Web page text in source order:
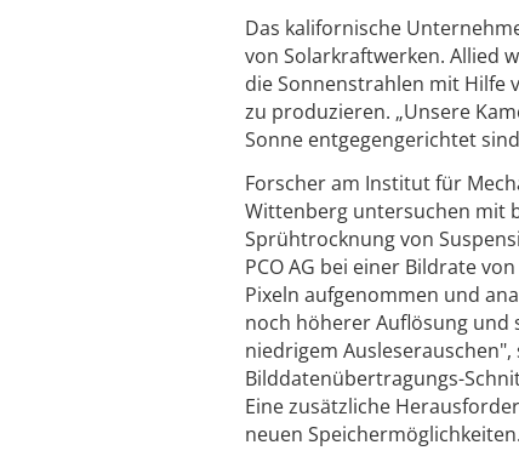
Das kalifornische
von Solarkraftwerken. Allied
die Sonnenstrahlen mit Hilfe
zu produzieren. „Unsere
Sonne entgegengerichtet
Forscher am Institut für
Wittenberg untersuchen mit
Sprühtrocknung von
PCO AG bei einer Bildrate
Pixeln aufgenommen und
noch höherer Auflösung und
niedrigem
Bilddatenübertragungs-
Eine zusätzliche
neuen Speichermöglichkeiten.